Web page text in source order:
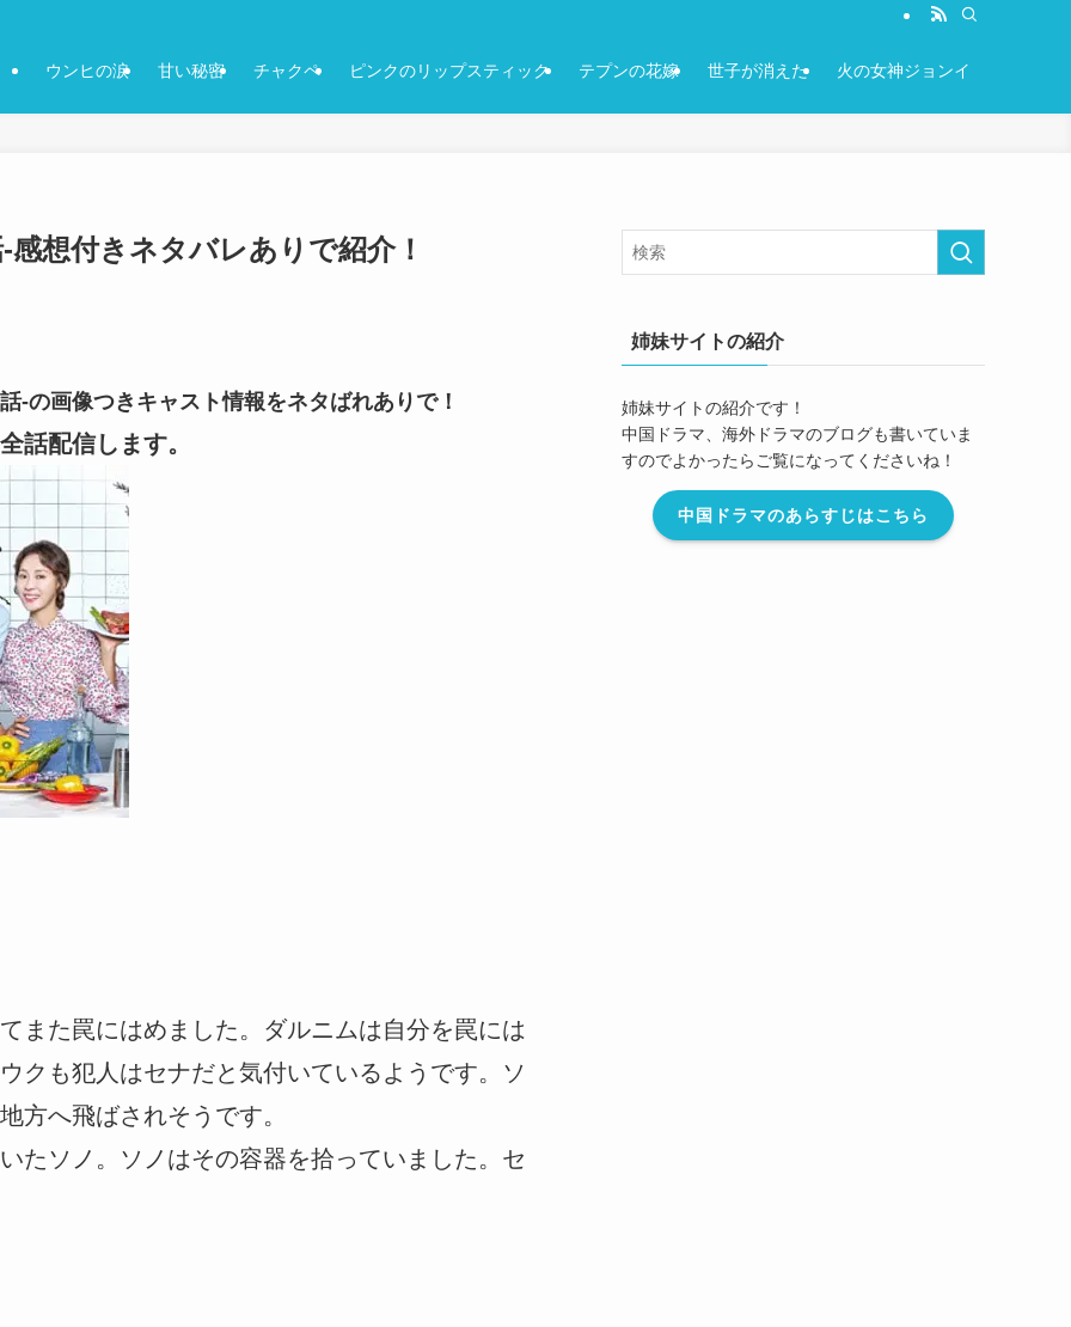
ウンヒの涙 甘い秘密 チャクペ ピンクのリップスティック テプンの花嫁 世子が消えた 火の女神ジョンイ
想付きネタバレありで紹介！
-の画像つきキャスト情報をネタばれありで！
話配信します。
また罠にはめました。ダルニムは自分を罠には
クも犯人はセナだと気付いているようです。ソ
方へ飛ばされそうです。
たソノ。ソノはその容器を拾っていました。セ
姉妹サイトの紹介
姉妹サイトの紹介です！
中国ドラマ、海外ドラマのブログも書いていま
すのでよかったらご覧になってくださいね！
中国ドラマのあらすじはこちら